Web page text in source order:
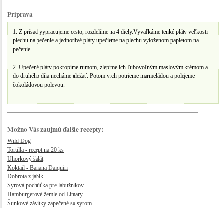
Príprava
1. Z prísad yypracujeme cesto, rozdelíme na 4 diely.Vyvaľkáme tenké pláty veľkosti
plechu na pečenie a jednotlivé pláty upečieme na plechu vyloženom papierom na
pečenie.
2. Upečené pláty pokropíme rumom, zlepíme ich ľubovoľným maslovým krémom a
do druhého dňa necháme uležať. Potom vrch potrieme marmeládou a polejeme
čokoládovou polevou.
Možno Vás zaujmú ďalšie recepty:
Wild Dog
Tortilla - recept na 20 ks
Uhorkový šalát
Koktail - Banana Daiquiri
Dobrota z jabĺk
​Syrová pochúťka pre labužníkov
Hamburgerové žemle od Limary
Šunkové závitky zapečené so syrom